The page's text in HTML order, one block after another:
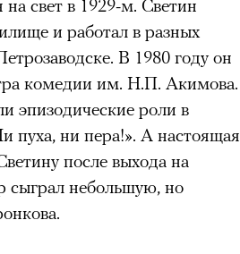
свет в 1929-м. Светин
и работал в разных
В 1980 году он
комедии им. Н.П. Акимова.
эпизодические роли в
пуха, ни пера!». А настоящая
после выхода на
сыграл небольшую, но